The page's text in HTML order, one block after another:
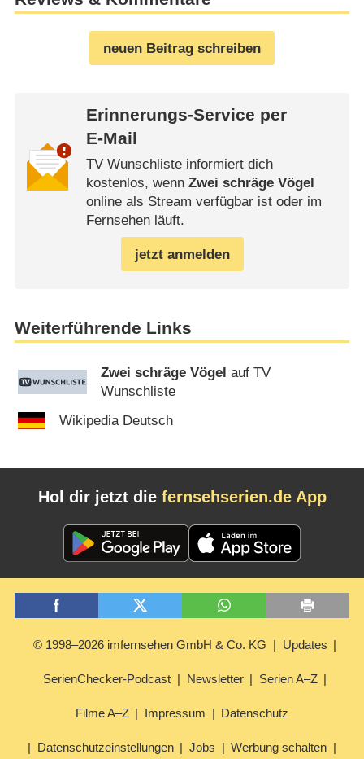
neuen Beitrag schreiben
Erinnerungs-Service per
E-Mail
TV Wunschliste informiert dich
kostenlos, wenn Zwei schräge Vögel
online als Stream verfügbar ist oder im
Fernsehen läuft.
jetzt anmelden
Weiterführende Links
Zwei schräge Vögel auf TV
Wunschliste
Wikipedia Deutsch
Hol dir jetzt die fernsehserien.de App
© 1998–2026 imfernsehen GmbH & Co. KG Updates
SerienChecker-Podcast Newsletter Serien A–Z
Filme A–Z Impressum Datenschutz
Datenschutzeinstellungen Jobs Werbung schalten